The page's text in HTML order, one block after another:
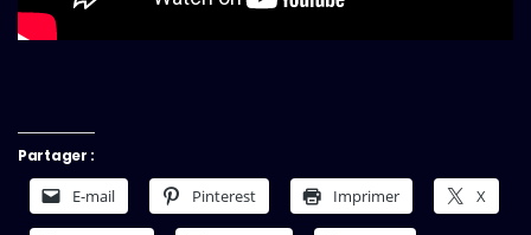
Partager :
E-mail Pinterest Imprimer X